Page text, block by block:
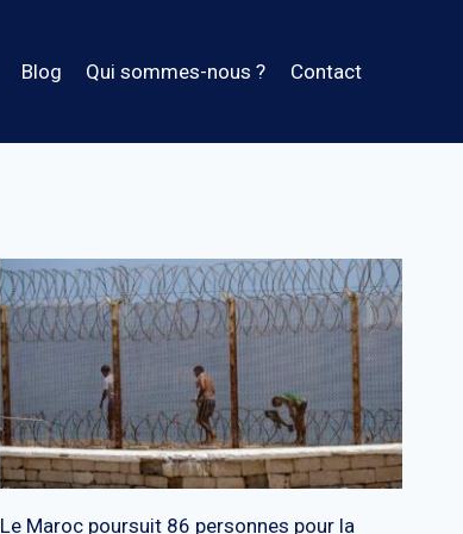
Blog Qui sommes-nous ? Contact
Le Maroc poursuit 86 personnes pour la